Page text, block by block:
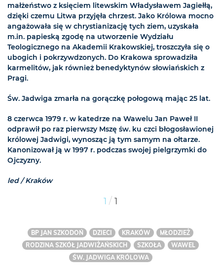
małżeństwo z księciem litewskim Władysławem Jagiełłą,
dzięki czemu Litwa przyjęła chrzest. Jako Królowa mocno
angażowała się w chrystianizację tych ziem, uzyskała
m.in. papieską zgodę na utworzenie Wydziału
Teologicznego na Akademii Krakowskiej, troszczyła się o
ubogich i pokrzywdzonych. Do Krakowa sprowadziła
karmelitów, jak również benedyktynów słowiańskich z
Pragi.
Św. Jadwiga zmarła na gorączkę połogową mając 25 lat.
8 czerwca 1979 r. w katedrze na Wawelu Jan Paweł II
odprawił po raz pierwszy Mszę św. ku czci błogosławionej
królowej Jadwigi, wynosząc ją tym samym na ołtarze.
Kanonizował ją w 1997 r. podczas swojej pielgrzymki do
Ojczyzny.
led / Kraków
1 / 1
BP JAN SZKODOŃ DZIECI KRAKÓW
MŁODZIEŻ
RODZINA SZKÓŁ JADWIŻAŃSKICH
SZKOŁA
WAWEL
ŚW. JADWIGA KRÓLOWA